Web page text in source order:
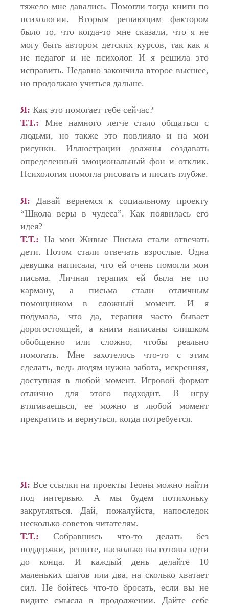
тяжело мне давались. Помогли тогда книги по
психологии. Вторым решающим фактором
было то, что когда-то мне сказали, что я не
могу быть автором детских курсов, так как я
не педагог и не психолог. И я решила это
исправить. Недавно закончила второе высшее,
но продолжаю учиться дальше.
Я: Как это помогает тебе сейчас?
Т.Т.: Мне намного легче стало общаться с
людьми, но также это повлияло и на мои
рисунки. Иллюстрации должны создавать
определенный эмоциональный фон и отклик.
Психология помогла рисовать и писать глубже.
Я: Давай вернемся к социальному проекту
“Школа веры в чудеса”. Как появилась его
идея?
Т.Т.: На мои Живые Письма стали отвечать
дети. Потом стали отвечать взрослые. Одна
девушка написала, что ей очень помогли мои
письма. Личная терапия ей была не по
карману, а письма стали отличным
помощником в сложный момент. И я
подумала, что да, терапия часто бывает
дорогостоящей, а книги написаны слишком
обобщенно или сложно, чтобы реально
помогать. Мне захотелось что-то с этим
сделать, ведь людям нужна забота, искренняя,
доступная в любой момент. Игровой формат
отлично для этого подходит. В игру
втягиваешься, ее можно в любой момент
прекратить и вернуться, когда потребуется.
Я: Все ссылки на проекты Теоны можно найти
под интервью. А мы будем потихоньку
закругляться. Дай, пожалуйста, напоследок
несколько советов читателям.
Т.Т.: Собравшись что-то делать без
поддержки, решите, насколько вы готовы идти
до конца. И каждый день делайте 10
маленьких шагов или два, на сколько хватает
сил. Не бойтесь что-то бросать, если вы не
видите смысла в продолжении. Дайте себе